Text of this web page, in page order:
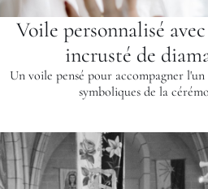
Voile personnalisé
incrusté de
Un voile pensé pour accompagner l'un
symboliques de la